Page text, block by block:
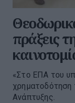
πράξεις
«Στο ΕΠΑ του
χρηματοδότηση
Ανάπτυξης.